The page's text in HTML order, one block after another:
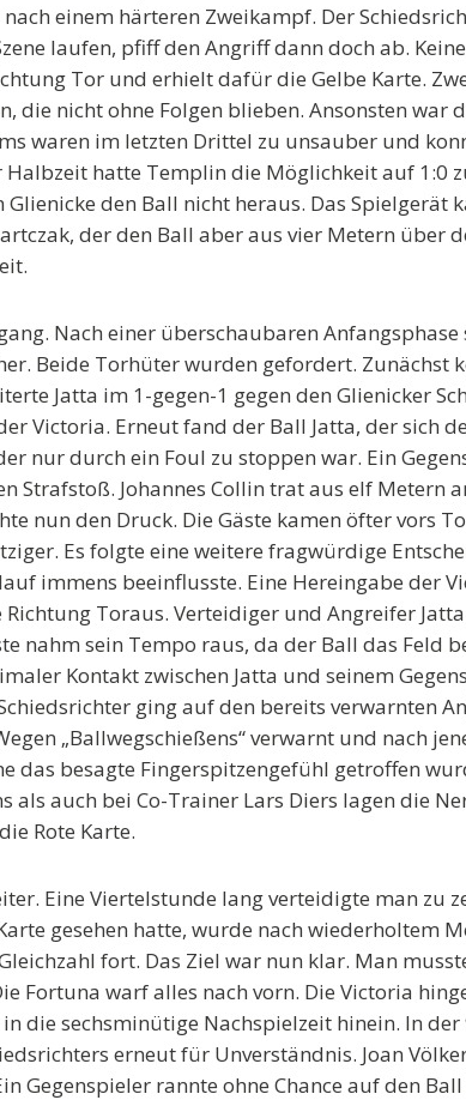
einem härteren Zweikampf. Der
laufen, pfiff den Angriff dann doch ab.
Tor und erhielt dafür die Gelbe Karte.
die nicht ohne Folgen blieben. Ansonsten war
waren im letzten Drittel zu unsauber und
Halbzeit hatte Templin die Möglichkeit auf 1:0
Glienicke den Ball nicht heraus. Das Spielgerät
der den Ball aber aus vier Metern über
Nach einer überschaubaren
Beide Torhüter wurden gefordert. Zunächst
Jatta im 1-gegen-1 gegen den Glienicker
Victoria. Erneut fand der Ball Jatta, der sich
nur durch ein Foul zu stoppen war. Ein
Strafstoß. Johannes Collin trat aus elf Metern
nun den Druck. Die Gäste kamen öfter vors
Es folgte eine weitere fragwürdige
immens beeinflusste. Eine Hereingabe der
Toraus. Verteidiger und Angreifer
nahm sein Tempo raus, da der Ball das Feld
Kontakt zwischen Jatta und seinem
ging auf den bereits verwarnten
„Ballwegschießens“ verwarnt und nach
das besagte Fingerspitzengefühl getroffen
als auch bei Co-Trainer Lars Diers lagen die
Rote Karte.
Eine Viertelstunde lang verteidigte man zu
gesehen hatte, wurde nach wiederholtem
fort. Das Ziel war nun klar. Man
Fortuna warf alles nach vorn. Die Victoria
die sechsminütige Nachspielzeit hinein. In
erneut für Unverständnis. Joan
Gegenspieler rannte ohne Chance auf den